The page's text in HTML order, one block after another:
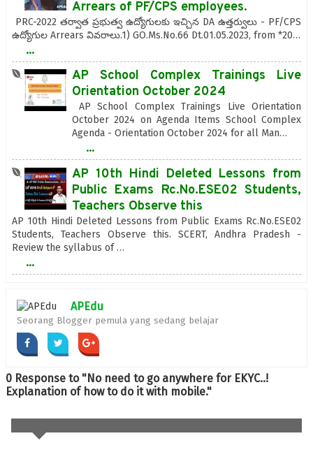
Arrears of PF/CPS employees.
PRC-2022 తర్వాత ప్రభుత్వ ఉద్యోగులకు ఇచ్చిన DA ఉత్తర్వులు - PF/CPS
ఉద్యోగుల Arrears వివరాలు.1) GO.Ms.No.66 Dt.01.05.2023, from *20…
...
AP School Complex Trainings Live
Orientation October 2024
AP School Complex Trainings Live Orientation
October 2024 on Agenda Items School Complex
Agenda - Orientation October 2024 for all Man…
...
AP 10th Hindi Deleted Lessons from
Public Exams Rc.No.ESE02 Students,
Teachers Observe this
AP 10th Hindi Deleted Lessons from Public Exams Rc.No.ESE02
Students, Teachers Observe this. SCERT, Andhra Pradesh -
Review the syllabus of …
...
APEdu
Seorang Blogger pemula yang sedang belajar
0 Response to "No need to go anywhere for EKYC..!
Explanation of how to do it with mobile."